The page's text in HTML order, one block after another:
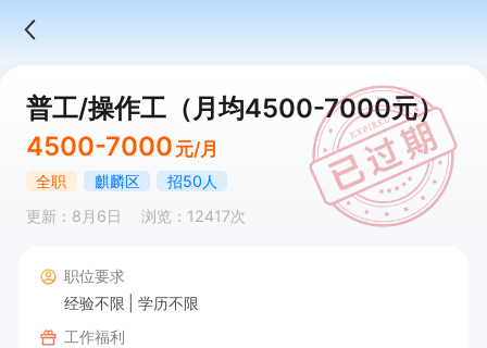
普工/操作工（月均4500-7000元）
4500-7000 元/月
全职 麒麟区
招50人
更新：8月6日
浏览：12417次
职位要求
经验不限
学历不限
工作福利